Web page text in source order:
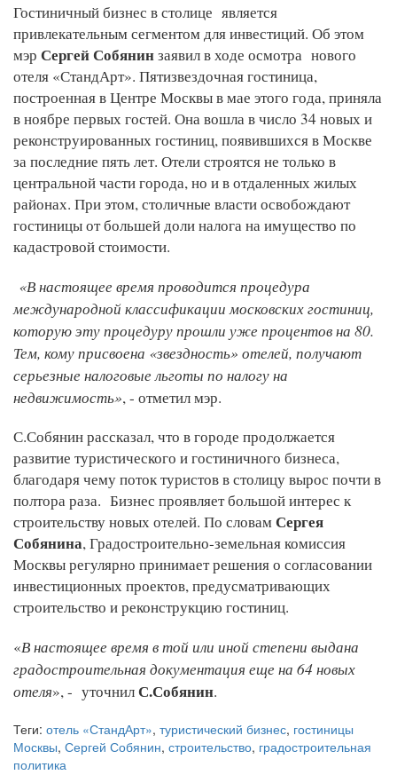
Гостиничный бизнес в столице является
привлекательным сегментом для инвестиций. Об этом
мэр Сергей Собянинзаявил в ходе осмотра нового
отеля «СтандАрт». Пятизвездочная гостиница,
построенная в Центре Москвы в мае этого года, приняла
в ноябре первых гостей. Она вошла в число 34 новых и
реконструированных гостиниц, появившихся в Москве
за последние пять лет. Отели строятся не только в
центральной части города, но и в отдаленных жилых
районах. При этом, столичные власти освобождают
гостиницы от большей доли налога на имущество по
кадастровой стоимости.
«В настоящее время проводится процедура
международной классификации московских гостиниц,
которую эту процедуру прошли уже процентов на 80.
Тем, кому присвоена «звездность» отелей, получают
серьезные налоговые льготы по налогу на
недвижимость», - отметил мэр.
С.Собянин рассказал, что в городе продолжается
развитие туристического и гостиничного бизнеса,
благодаря чему поток туристов в столицу вырос почти в
полтора раза. Бизнес проявляет большой интерес к
строительству новых отелей. По словамСергея
Собянина, Градостроительно-земельная комиссия
Москвы регулярно принимает решения о согласовании
инвестиционных проектов, предусматривающих
строительство и реконструкцию гостиниц.
«В настоящее время в той или иной степени выдана
градостроительная документация еще на 64 новых
отеля», - уточнилС.Собянин.
Теги: отель «СтандАрт», туристический бизнес, гостиницы
Москвы, Сергей Собянин, строительство, градостроительная
политика